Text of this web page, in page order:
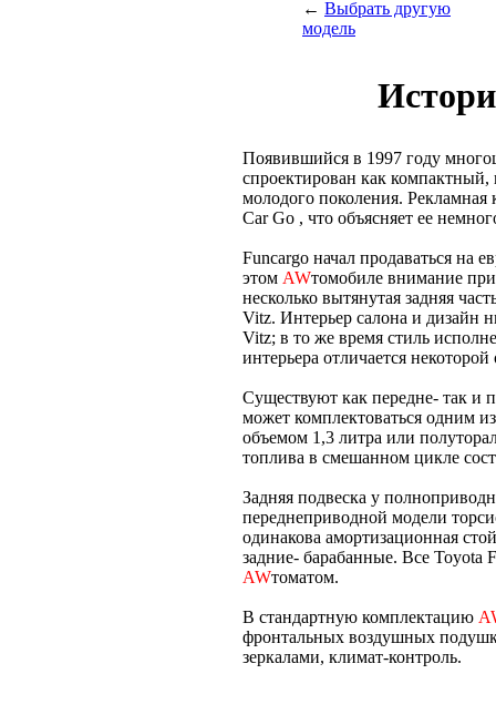
← Выбрать другую
модель
Появившийся в 1997 году
спроектирован как
молодого поколения.
Car Go , что объясняет ее
Funcargo начал продаваться на
этом AWтомобиле внимание
несколько вытянутая задняя
Vitz. Интерьер салона и дизайн
Vitz; в то же время стиль
интерьера отличается
Существуют как передне- так и
может комплектоваться одним
объемом 1,3 литра или
топлива в смешанном цикле
Задняя подвеска у
переднеприводной модели
одинакова амортизационная
задние- барабанные. Все Toyota
AWтоматом.
В стандартную комплектацию
фронтальных воздушных
зеркалами, климат-контроль.